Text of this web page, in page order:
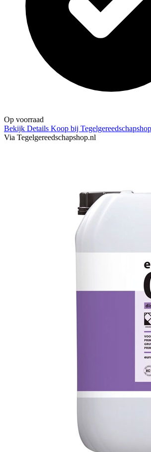
Op voorraad
Bekijk Details Koop bij
Via Tegelgereedschapshop.nl